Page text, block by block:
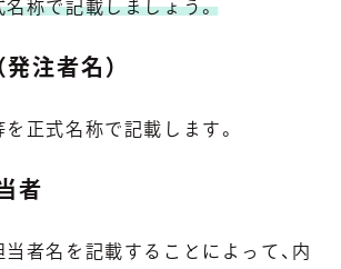
名称で記載しましょう。
発注者名）
正式名称で記載します。
者
者名を記載することによって、内